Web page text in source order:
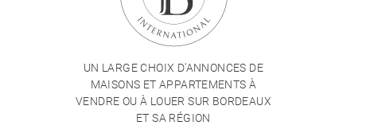
UN LARGE CHOIX D'ANNONCES DE
MAISONS ET APPARTEMENTS À
VENDRE OU À LOUER SUR BORDEAUX
ET SA RÉGION